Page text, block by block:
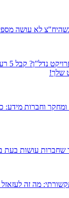
לא עושה
שלך!
ומחקר וחברות
שחברות עושות בעת
מה זה